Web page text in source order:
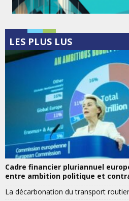
LES PLUS LUS
Cadre financier pluriannuel
entre ambition politique et
La décarbonation du transport